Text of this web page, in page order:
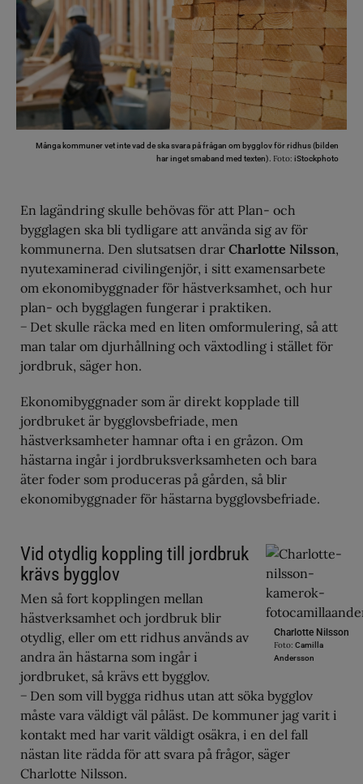
Många kommuner vet inte vad de ska svara på frågan om bygglov för ridhus (bilden
har inget smaband med texten). Foto: iStockphoto
En lagändring skulle behövas för att Plan- och
bygglagen ska bli tydligare att använda sig av för
kommunerna. Den slutsatsen drar Charlotte Nilsson,
nyutexaminerad civilingenjör, i sitt examensarbete
om ekonomibyggnader för hästverksamhet, och hur
plan- och bygglagen fungerar i praktiken.
− Det skulle räcka med en liten omformulering, så att
man talar om djurhållning och växtodling i stället för
jordbruk, säger hon.
Ekonomibyggnader som är direkt kopplade till
jordbruket är bygglovsbefriade, men
hästverksamheter hamnar ofta i en gråzon. Om
hästarna ingår i jordbruksverksamheten och bara
äter foder som produceras på gården, så blir
ekonomibyggnader för hästarna bygglovsbefriade.
Charlotte Nilsson
Foto: Camilla
Andersson
Vid otydlig koppling till jordbruk
krävs bygglov
Men så fort kopplingen mellan
hästverksamhet och jordbruk blir
otydlig, eller om ett ridhus används av
andra än hästarna som ingår i
jordbruket, så krävs ett bygglov.
− Den som vill bygga ridhus utan att söka bygglov
måste vara väldigt väl påläst. De kommuner jag varit i
kontakt med har varit väldigt osäkra, i en del fall
nästan lite rädda för att svara på frågor, säger
Charlotte Nilsson.